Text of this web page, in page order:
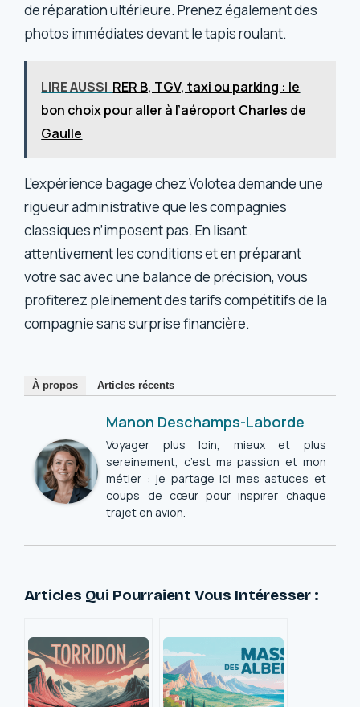
de réparation ultérieure. Prenez également des
photos immédiates devant le tapis roulant.
LIRE AUSSI RER B, TGV, taxi ou parking : le
bon choix pour aller à l’aéroport Charles de
Gaulle
L’expérience bagage chez Volotea demande une
rigueur administrative que les compagnies
classiques n’imposent pas. En lisant
attentivement les conditions et en préparant
votre sac avec une balance de précision, vous
profiterez pleinement des tarifs compétitifs de la
compagnie sans surprise financière.
À propos Articles récents
Manon Deschamps-Laborde
Voyager plus loin, mieux et plus
sereinement, c’est ma passion et mon
métier : je partage ici mes astuces et
coups de cœur pour inspirer chaque
trajet en avion.
Articles Qui Pourraient Vous Intéresser :